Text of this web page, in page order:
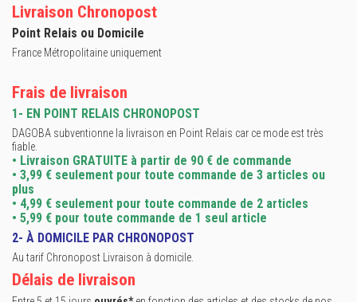
Livraison Chronopost
Point Relais ou Domicile
France Métropolitaine uniquement
Frais de livraison
1- EN POINT RELAIS CHRONOPOST
DAGOBA subventionne la livraison en Point Relais car ce mode est très
fiable.
• Livraison GRATUITE à partir de 90 € de commande
• 3,99 € seulement pour toute commande de 3 articles ou
plus
• 4,99 € seulement pour toute commande de 2 articles
• 5,99 € pour toute commande de 1 seul article
2- À DOMICILE PAR CHRONOPOST
Au tarif Chronopost Livraison à domicile.
Délais de livraison